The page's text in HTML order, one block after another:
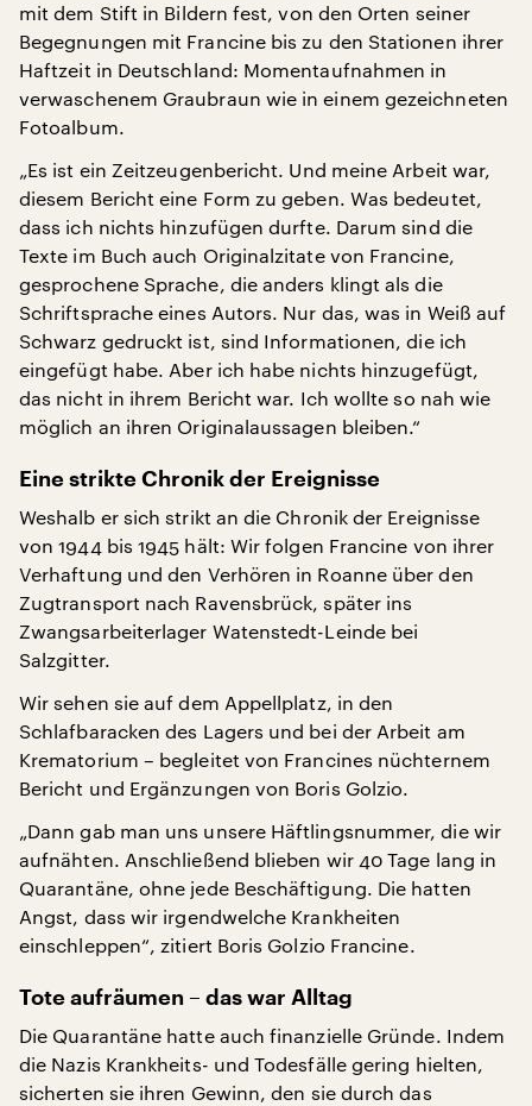
mit dem Stift in Bildern fest, von den Orten seiner
Begegnungen mit Francine bis zu den Stationen ihrer
Haftzeit in Deutschland: Momentaufnahmen in
verwaschenem Graubraun wie in einem gezeichneten
Fotoalbum.
„Es ist ein Zeitzeugenbericht. Und meine Arbeit war,
diesem Bericht eine Form zu geben. Was bedeutet,
dass ich nichts hinzufügen durfte. Darum sind die
Texte im Buch auch Originalzitate von Francine,
gesprochene Sprache, die anders klingt als die
Schriftsprache eines Autors. Nur das, was in Weiß auf
Schwarz gedruckt ist, sind Informationen, die ich
eingefügt habe. Aber ich habe nichts hinzugefügt,
das nicht in ihrem Bericht war. Ich wollte so nah wie
möglich an ihren Originalaussagen bleiben.“
Eine strikte Chronik der Ereignisse
Weshalb er sich strikt an die Chronik der Ereignisse
von 1944 bis 1945 hält: Wir folgen Francine von ihrer
Verhaftung und den Verhören in Roanne über den
Zugtransport nach Ravensbrück, später ins
Zwangsarbeiterlager Watenstedt-Leinde bei
Salzgitter.
Wir sehen sie auf dem Appellplatz, in den
Schlafbaracken des Lagers und bei der Arbeit am
Krematorium – begleitet von Francines nüchternem
Bericht und Ergänzungen von Boris Golzio.
„Dann gab man uns unsere Häftlingsnummer, die wir
aufnähten. Anschließend blieben wir 40 Tage lang in
Quarantäne, ohne jede Beschäftigung. Die hatten
Angst, dass wir irgendwelche Krankheiten
einschleppen“, zitiert Boris Golzio Francine.
Tote aufräumen – das war Alltag
Die Quarantäne hatte auch finanzielle Gründe. Indem
die Nazis Krankheits- und Todesfälle gering hielten,
sicherten sie ihren Gewinn, den sie durch das